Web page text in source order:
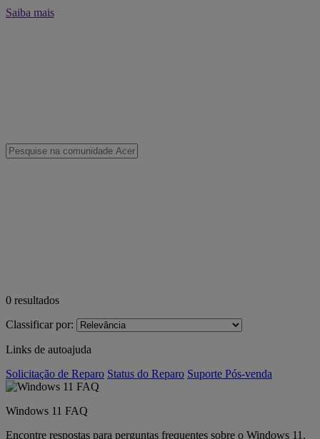
Saiba mais
0 resultados
Classificar por:
Links de autoajuda
Solicitação de Reparo Status do Reparo Suporte Pós-venda
Windows 11 FAQ
Encontre respostas para perguntas frequentes sobre o Windows 11.